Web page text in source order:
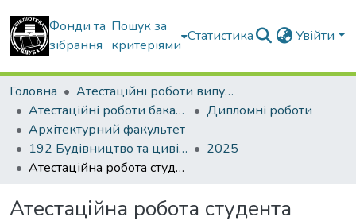
Фонди та
зібрання
Пошук за
критеріями
Статистика Увійти
Головна
Атестаційні роботи випускників
Атестаційні роботи бакалаврів
Дипломні роботи
Архітектурний факультет
192 Будівництво та цивільна інженерія
2025
Атестаційна робота студента Кривенока Богдана Сергійовича
Атестаційна робота студента